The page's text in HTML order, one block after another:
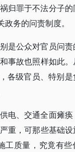
归罪于不法分子
务的问责制度。
是公众对官员问责
事故也照样如此
各级官员、特别
电、交通全面瘫痪
重，可那些基础
工质量，究竟有些